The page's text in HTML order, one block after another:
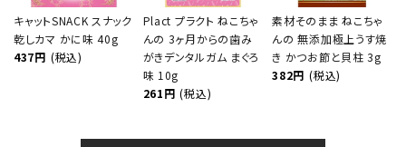
キャットSNACK スナック
乾しカマ かに味 40g
437円 (税込)
Plact プラクト ねこちゃ
んの 3ヶ月からの歯み
がきデンタルガム まぐろ
味 10g
261円 (税込)
素材そのまま ねこちゃ
んの 無添加極上うす焼
き かつお節と貝柱 3g
382円 (税込)